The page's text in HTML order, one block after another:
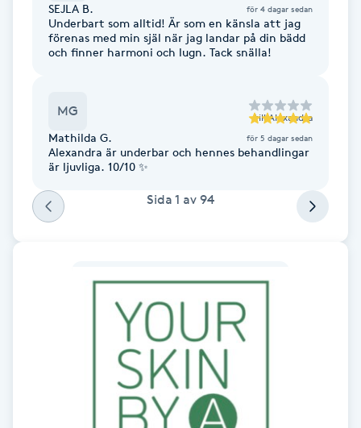
Hollywood Peel
Hot yoga
Hudföryngring
Huduppstramning
Hudvård
SEJLA B. för 4 dagar sedan
Underbart som alltid! Är som en känsla att jag
förenas med min själ när jag landar på din bädd
och finner harmoni och lugn. Tack snälla!
MG till Alexandra
Mathilda G. för 5 dagar sedan
Alexandra är underbar och hennes behandlingar
är ljuvliga. 10/10 ✨
Sida 1 av 94